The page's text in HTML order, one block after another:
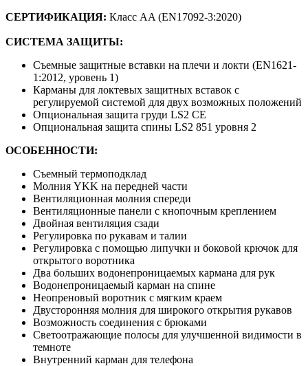
СЕРТИФИКАЦИЯ: Класс AA (EN17092-3:2020)
СИСТЕМА ЗАЩИТЫ:
Съемные защитные вставки на плечи и локти (EN1621-
1:2012, уровень 1)
Карманы для локтевых защитных вставок с
регулируемой системой для двух возможных положений
Опциональная защита груди LS2 CE
Опциональная защита спины LS2 851 уровня 2
ОСОБЕННОСТИ:
Съемный термоподклад
Молния YKK на передней части
Вентиляционная молния спереди
Вентиляционные панели с кнопочным креплением
Двойная вентиляция сзади
Регулировка по рукавам и талии
Регулировка с помощью липучки и боковой крючок для
открытого воротника
Два больших водонепроницаемых кармана для рук
Водонепроницаемый карман на спине
Неопреновый воротник с мягким краем
Двусторонняя молния для широкого открытия рукавов
Возможность соединения с брюками
Светоотражающие полосы для улучшенной видимости в
темноте
Внутренний карман для телефона